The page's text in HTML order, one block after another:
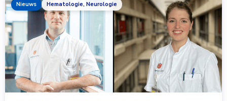
Nieuws Hematologie, Neurologie